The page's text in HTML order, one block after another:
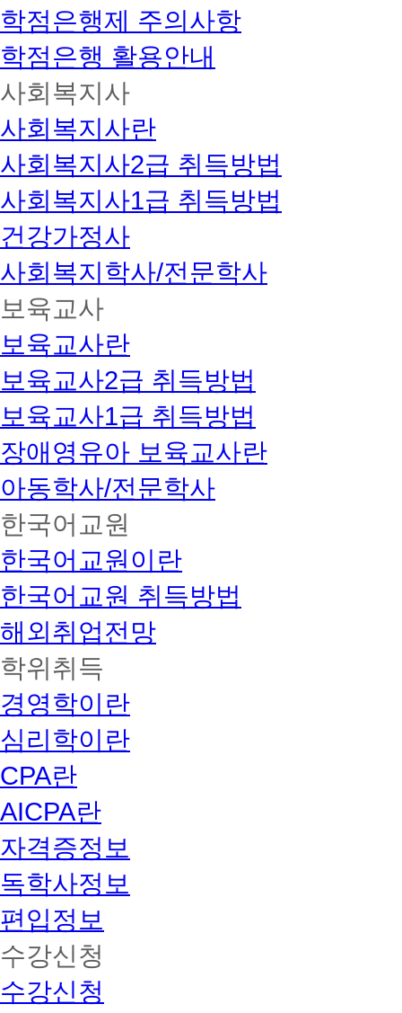
학점은행제 주의사항
학점은행 활용안내
사회복지사
사회복지사란
사회복지사2급 취득방법
사회복지사1급 취득방법
건강가정사
사회복지학사/전문학사
보육교사
보육교사란
보육교사2급 취득방법
보육교사1급 취득방법
장애영유아 보육교사란
아동학사/전문학사
한국어교원
한국어교원이란
한국어교원 취득방법
해외취업전망
학위취득
경영학이란
심리학이란
CPA란
AICPA란
자격증정보
독학사정보
편입정보
수강신청
수강신청